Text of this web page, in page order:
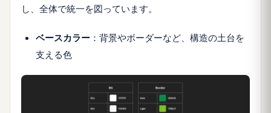
し、全体で統一を図っています。
ベースカラー ：背景やボーダーなど、構造の土台を
支える色